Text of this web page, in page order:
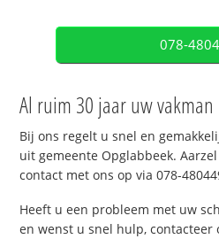
078-
Al ruim 30 jaar uw
Bij ons regelt u snel en
uit gemeente Opglabbeek.
contact met ons op via 078-
Heeft u een probleem met uw
en wenst u snel hulp, contacteer